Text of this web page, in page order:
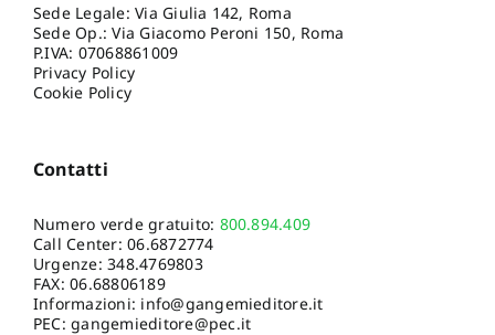
Sede Legale: Via Giulia 142, Roma
Sede Op.: Via Giacomo Peroni 150, Roma
P.IVA: 07068861009
Privacy Policy
Cookie Policy
Contatti
Numero verde gratuito: 800.894.409
Call Center:06.6872774
Urgenze:348.4769803
FAX: 06.68806189
Informazioni: info@gangemieditore.it
PEC: gangemieditore@pec.it